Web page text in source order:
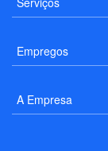
Empregos
A Empresa